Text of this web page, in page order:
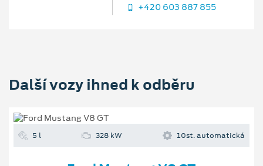
+420 603 887 855
Další vozy ihned k odběru
5 l 328 kW 10st. automatická